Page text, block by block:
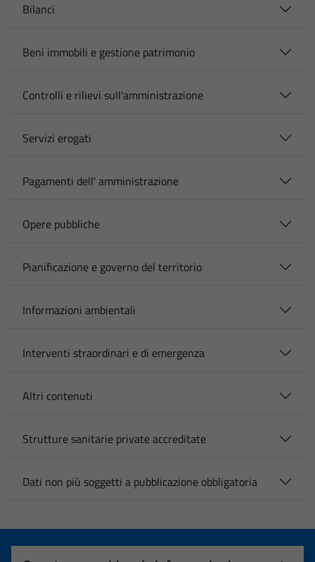
Bilanci
Beni immobili e gestione patrimonio
Controlli e rilievi sull'amministrazione
Servizi erogati
Pagamenti dell' amministrazione
Opere pubbliche
Pianificazione e governo del territorio
Informazioni ambientali
Interventi straordinari e di emergenza
Altri contenuti
Strutture sanitarie private accreditate
Dati non più soggetti a pubblicazione obbligatoria